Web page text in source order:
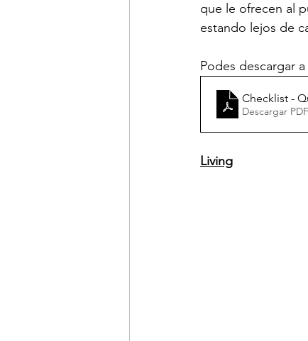
que le ofrecen al
estando lejos de
Podes descargar
Checklist -
Descargar
Living